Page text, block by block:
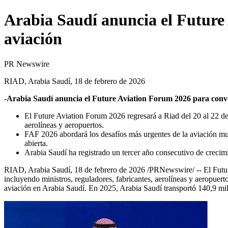
Arabia Saudí anuncia el
aviación
PR Newswire
RIAD, Arabia Saudí, 18 de febrero de 2026
-Arabia Saudí anuncia el Future Aviation Forum 2026 para
El Future Aviation Forum 2026 regresará a Riad del 20 al 22
aerolíneas y aeropuertos.
FAF 2026 abordará los desafíos más urgentes de la aviación
abierta.
Arabia Saudí ha registrado un tercer año consecutivo de
RIAD, Arabia Saudí, 18 de febrero de 2026 /PRNewswire/ -- El
incluyendo ministros, reguladores, fabricantes, aerolíneas y
aviación en Arabia Saudí. En 2025, Arabia Saudí transportó 140,9